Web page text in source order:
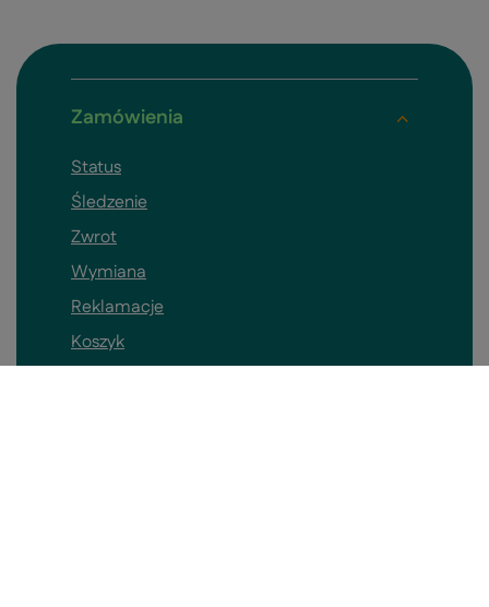
Zamówienia
Status
Śledzenie
Zwrot
Wymiana
Reklamacje
Koszyk